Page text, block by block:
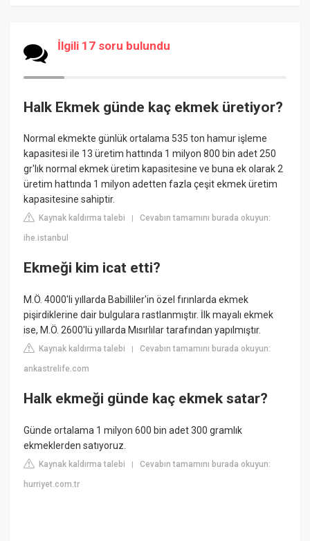
İlgili 17 soru bulundu
Halk Ekmek günde kaç ekmek üretiyor?
Normal ekmekte günlük ortalama 535 ton hamur işleme
kapasitesi ile 13 üretim hattında 1 milyon 800 bin adet 250
gr'lık normal ekmek üretim kapasitesine ve buna ek olarak 2
üretim hattında 1 milyon adetten fazla çeşit ekmek üretim
kapasitesine sahiptir.
Kaynak kaldırma talebi |Cevabın tamamını burada okuyun:
ihe.istanbul
Ekmeği kim icat etti?
M.Ö. 4000'li yıllarda Babilliler'in özel fırınlarda ekmek
pişirdiklerine dair bulgulara rastlanmıştır. İlk mayalı ekmek
ise, M.Ö. 2600'lü yıllarda Mısırlılar tarafından yapılmıştır.
Kaynak kaldırma talebi |Cevabın tamamını burada okuyun:
ankastrelife.com
Halk ekmeği günde kaç ekmek satar?
Günde ortalama 1 milyon 600 bin adet 300 gramlık
ekmeklerden satıyoruz.
Kaynak kaldırma talebi |Cevabın tamamını burada okuyun:
hurriyet.com.tr